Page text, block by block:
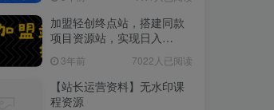
加盟轻创终点站，搭建同款
项目资源站，实现日入
3年前 7022人已阅读
【站长运营资料】无水印课
程资源
❄